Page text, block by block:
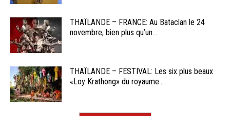
THAÏLANDE – FRANCE: Au Bataclan le 24
novembre, bien plus qu’un...
THAÏLANDE – FESTIVAL: Les six plus beaux
«Loy Krathong» du royaume...